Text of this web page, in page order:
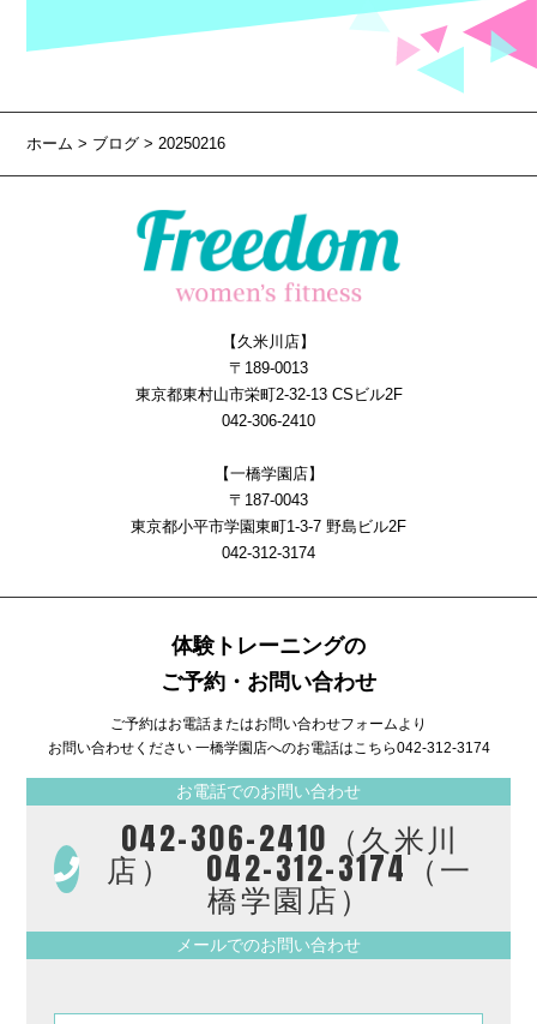
ホーム> ブログ > 20250216
【久米川店】
〒189-0013
東京都東村山市栄町2-32-13 CSビル2F
042-306-2410
【一橋学園店】
〒187-0043
東京都小平市学園東町1-3-7 野島ビル2F
042-312-3174
体験トレーニングの
ご予約・お問い合わせ
ご予約はお電話またはお問い合わせフォームより
お問い合わせください 一橋学園店へのお電話はこちら042-312-3174
お電話でのお問い合わせ
042-306-2410（久米川
店） 042-312-3174（一
橋学園店）
メールでのお問い合わせ